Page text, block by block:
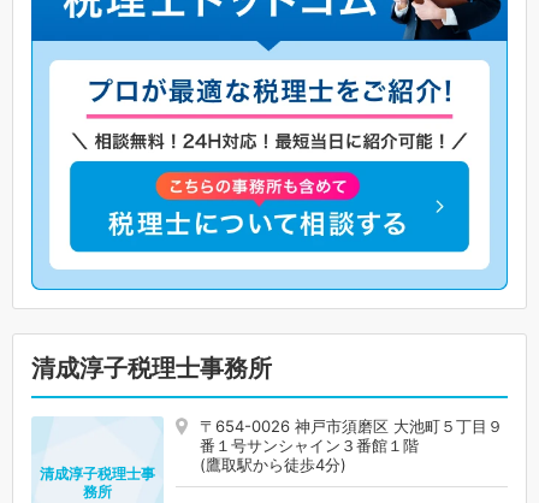
清成淳子税理士事務所
〒654-0026 神戸市須磨区 大池町５丁目９
番１号サンシャイン３番館１階
(鷹取駅から徒歩4分)
清成淳子税理士事
務所